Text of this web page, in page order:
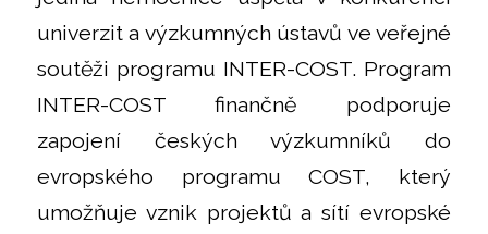
univerzit a výzkumných ústavů ve veřejné
soutěži programu INTER-COST. Program
INTER-COST finančně podporuje
zapojení českých výzkumníků do
evropského programu COST, který
umožňuje vznik projektů a sítí evropské